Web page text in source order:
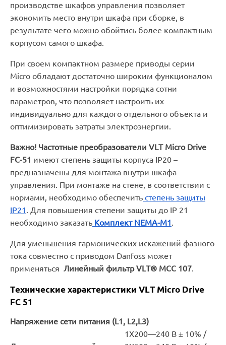
производстве шкафов управления позволяет
экономить место внутри шкафа при сборке, в
результате чего можно обойтись более компактным
корпусом самого шкафа.
При своем компактном размере приводы серии
Micro обладают достаточно широким функционалом
и возможностями настройки порядка сотни
параметров, что позволяет настроить их
индивидуально для каждого отдельного объекта и
оптимизировать затраты электроэнергии.
Важно! Частотные преобразователи VLT Micro Drive
FC-51 имеют степень защиты корпуса IP20 –
предназначены для монтажа внутри шкафа
управления. При монтаже на стене, в соответствии с
нормами, необходимо обеспечить степень защиты
IP21 . Для повышения степени защиты до IP 21
необходимо заказать Комплект NEMA-M1.
Для уменьшения гармонических искажений фазного
тока совместно с приводом Danfoss может
применяться Линейный фильтр VLT® MCC 107.
Технические характеристики VLT Micro Drive
FC 51
Напряжение сети питания (L1, L2,L3)
1Х200—240 В ± 10% /